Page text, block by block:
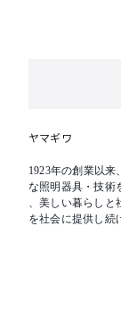
ヤマギワ
1923年の創業以
な照明器具・技術
、美しい暮らしと
を社会に提供し続